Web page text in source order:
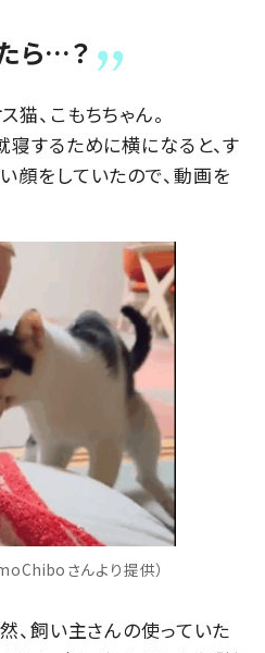
ら…？
、こもちちゃん。
寝するために横になると、す
顔をしていたので、動画を
さんより提供）
、飼い主さんの使っていた